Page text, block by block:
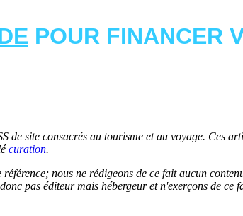
POUR FINANCER
site consacrés au tourisme et au voyage. Ces
curation.
nous ne rédigeons de ce fait aucun
pas éditeur mais hébergeur et n'exerçons de